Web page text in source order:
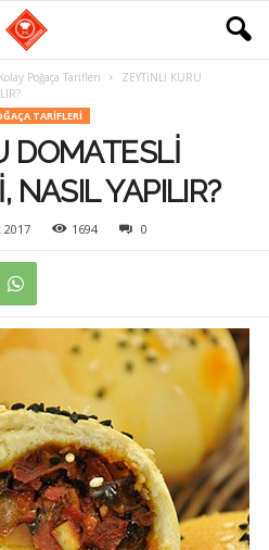
Poğaça Tarifleri
ZEYTİNLİ KURU
TARIFLERI
DOMATESLİ
NASIL YAPILIR?
2017 1694 0